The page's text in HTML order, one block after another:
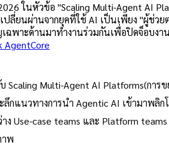
ในหัวข้อ "Scaling Multi-Agent AI
ลี่ยนผ่านจากยุคที่ใช้ AI เป็นเพียง "ผู้ช่
ฉพาะด้านมาทำงานร่วมกันเพื่อปิดจ็อบง
AgentCore
Scaling Multi-Agent AI Platforms(
กแนวทางการนำ Agentic AI เข้ามาพ
Use-case teams และ Platform
าพ